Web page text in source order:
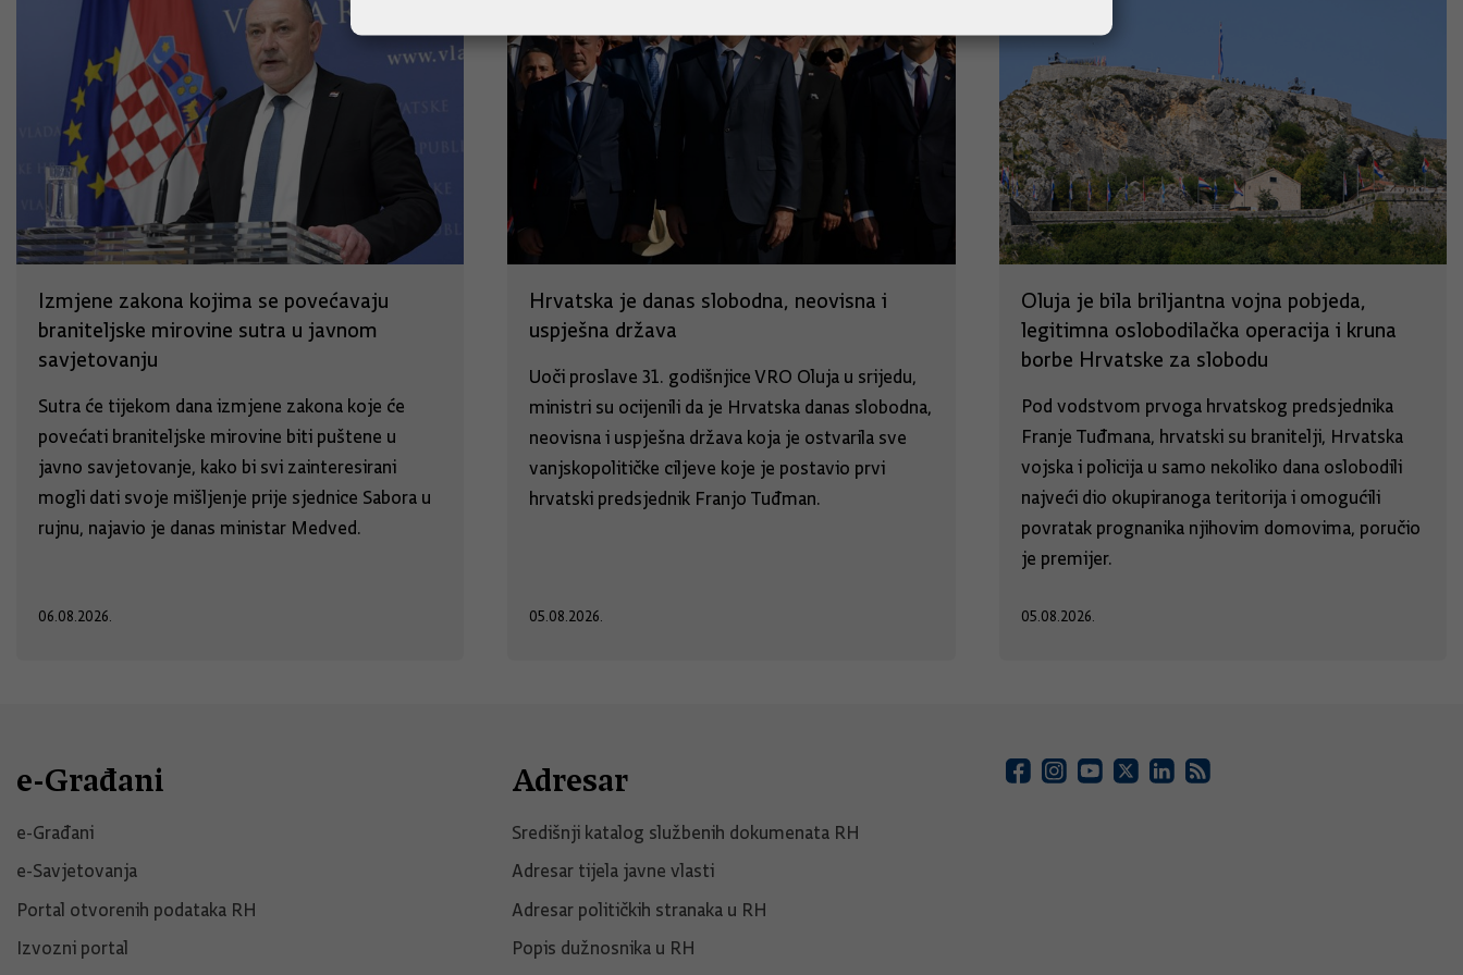
Izmjene zakona kojima se povećavaju
braniteljske mirovine sutra u javnom
savjetovanju
Sutra će tijekom dana izmjene zakona koje će
povećati braniteljske mirovine biti puštene u
javno savjetovanje, kako bi svi zainteresirani
mogli dati svoje mišljenje prije sjednice Sabora u
rujnu, najavio je danas ministar Medved.
06.08.2026.
Hrvatska je danas slobodna, neovisna i
uspješna država
Uoči proslave 31. godišnjice VRO Oluja u srijedu,
ministri su ocijenili da je Hrvatska danas slobodna,
neovisna i uspješna država koja je ostvarila sve
vanjskopolitičke ciljeve koje je postavio prvi
hrvatski predsjednik Franjo Tuđman.
05.08.2026.
Oluja je bila briljantna vojna pobjeda,
legitimna oslobodilačka operacija i kruna
borbe Hrvatske za slobodu
Pod vodstvom prvoga hrvatskog predsjednika
Franje Tuđmana, hrvatski su branitelji, Hrvatska
vojska i policija u samo nekoliko dana oslobodili
najveći dio okupiranoga teritorija i omogućili
povratak prognanika njihovim domovima, poručio
je premijer.
05.08.2026.
e-Građani
e-Građani
e-Savjetovanja
Portal otvorenih podataka RH
Izvozni portal
Adresar
Središnji katalog službenih dokumenata RH
Adresar tijela javne vlasti
Adresar političkih stranaka u RH
Popis dužnosnika u RH